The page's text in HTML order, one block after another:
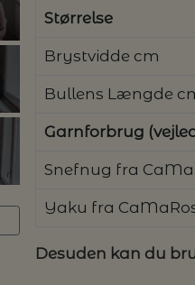
MILJØVENLIGE
Størrelse
Brystvidde cm
Bullens Længde
Garnforbrug
Snefnug fra
Yaku fra
Desuden kan du